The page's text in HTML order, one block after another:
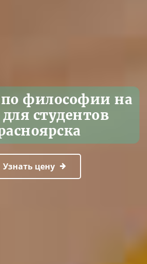
по философии на
для студентов
Узнать цену